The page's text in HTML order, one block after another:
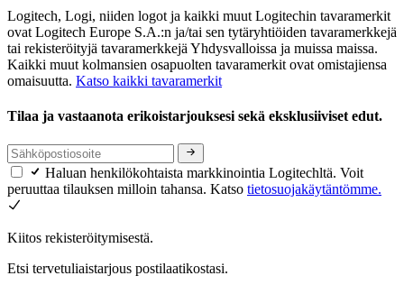
Logitech, Logi, niiden logot ja kaikki muut Logitechin tavaramerkit
ovat Logitech Europe S.A.:n ja/tai sen tytäryhtiöiden tavaramerkkejä
tai rekisteröityjä tavaramerkkejä Yhdysvalloissa ja muissa maissa.
Kaikki muut kolmansien osapuolten tavaramerkit ovat omistajiensa
omaisuutta. Katso kaikki tavaramerkit
Tilaa ja vastaanota erikoistarjouksesi sekä eksklusiiviset edut.
Haluan henkilökohtaista markkinointia Logitechltä. Voit
peruuttaa tilauksen milloin tahansa. Katso tietosuojakäytäntömme.
Kiitos rekisteröitymisestä.
Etsi tervetuliaistarjous postilaatikostasi.